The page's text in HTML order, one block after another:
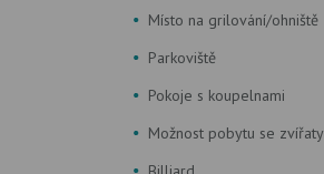
Místo na grilování/ohniště
Parkoviště
Pokoje s koupelnami
Možnost pobytu se zvířaty